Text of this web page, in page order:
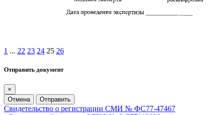
1 ... 22 23 24 25 26
Отправить документ
×
Отмена
Отправить
Свидетельство о регистрации СМИ № ФС77-47467